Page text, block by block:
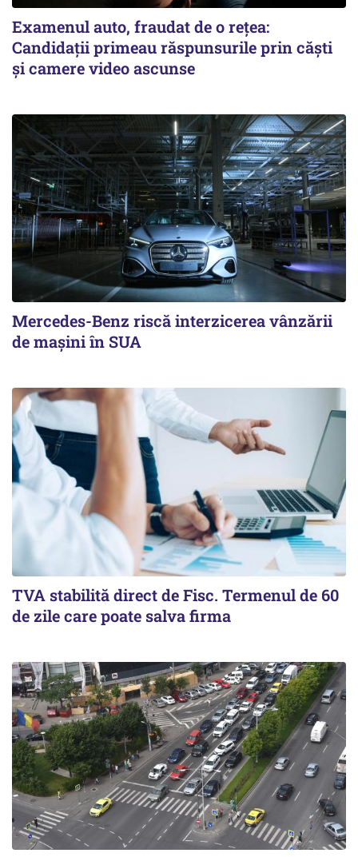
Examenul auto, fraudat de o rețea:
Candidații primeau răspunsurile prin căști
și camere video ascunse
Mercedes-Benz riscă interzicerea vânzării
de mașini în SUA
TVA stabilită direct de Fisc. Termenul de 60
de zile care poate salva firma